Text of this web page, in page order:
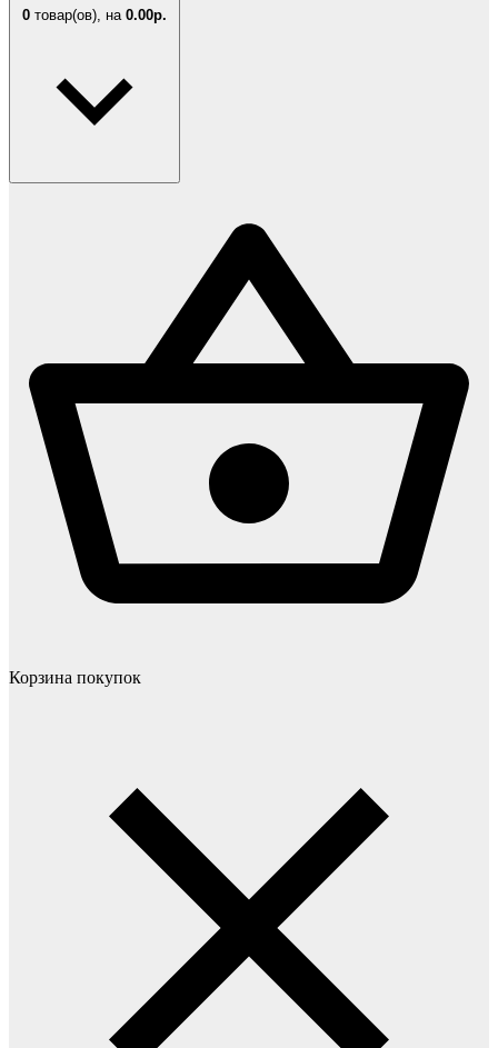
0 товар(ов), на 0.00р.
Корзина покупок